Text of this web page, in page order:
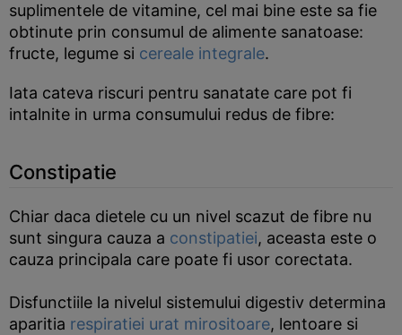
suplimentele de vitamine, cel mai bine este sa fie
obtinute prin consumul de alimente sanatoase:
fructe, legume si cereale integrale.
Iata cateva riscuri pentru sanatate care pot fi
intalnite in urma consumului redus de fibre:
Constipatie
Chiar daca dietele cu un nivel scazut de fibre nu
sunt singura cauza a constipatiei, aceasta este o
cauza principala care poate fi usor corectata.
Disfunctiile la nivelul sistemului digestiv determina
aparitia respiratiei urat mirositoare, lentoare si